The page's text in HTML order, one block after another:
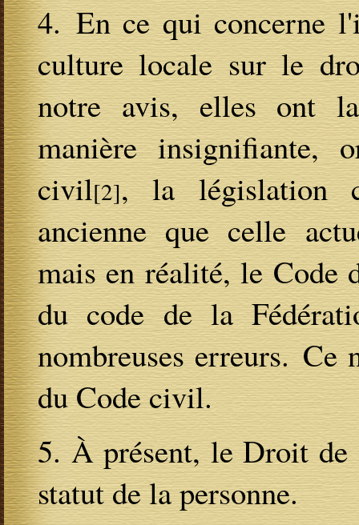
4. En ce qui concerne
culture locale sur le
notre avis, elles ont
manière insignifiante,
civil[2], la législation
ancienne que celle
mais en réalité, le Code
du code de la
nombreuses erreurs. Ce
du Code civil.
5. À présent, le Droit de
statut de la personne.